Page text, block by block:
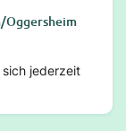
Oggersheim
sich jederzeit